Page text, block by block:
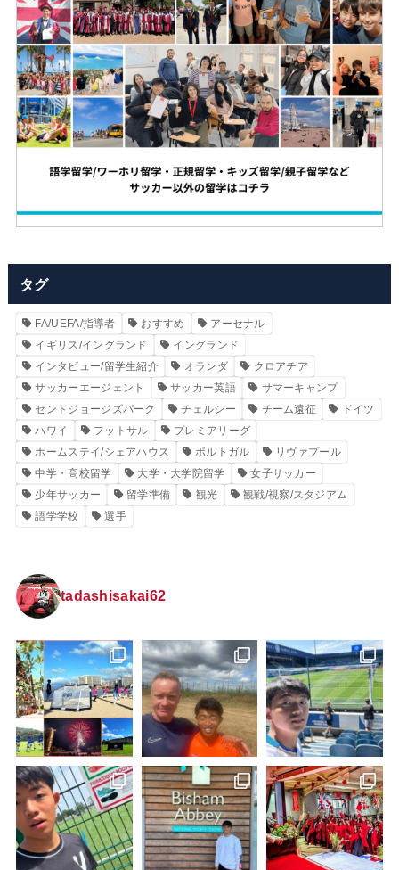
タグ
FA/UEFA/指導者 おすすめ
アーセナル
イギリス/イングランド
イングランド
インタビュー/留学生紹介
オランダ
クロアチア
サッカーエージェント
サッカー英語
サマーキャンプ
セントジョージズパーク
チェルシー チーム遠征
ドイツ
ハワイ
フットサル
プレミアリーグ
ホームステイ/シェアハウス
ポルトガル
リヴァプール
中学・高校留学
大学・大学院留学
女子サッカー
少年サッカー
留学準備 観光
観戦/視察/スタジアム
語学学校
選手
tadashisakai62